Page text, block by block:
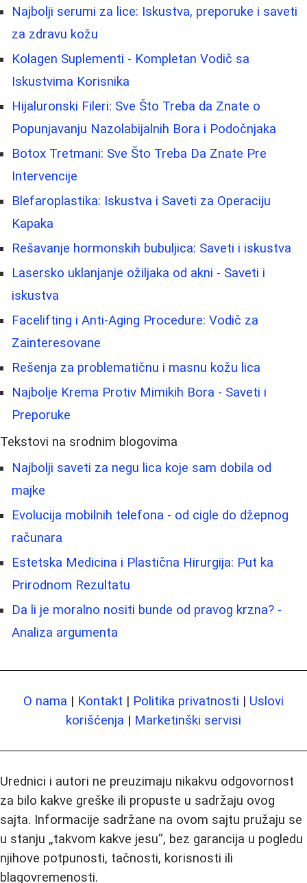
Najbolji serumi za lice: Iskustva, preporuke i saveti
za zdravu kožu
Kolagen Suplementi - Kompletan Vodič sa
Iskustvima Korisnika
Hijaluronski Fileri: Sve Što Treba da Znate o
Popunjavanju Nazolabijalnih Bora i Podočnjaka
Botox Tretmani: Sve Što Treba Da Znate Pre
Intervencije
Blefaroplastika: Iskustva i Saveti za Operaciju
Kapaka
Rešavanje hormonskih bubuljica: Saveti i iskustva
Lasersko uklanjanje ožiljaka od akni - Saveti i
iskustva
Facelifting i Anti-Aging Procedure: Vodič za
Zainteresovane
Rešenja za problematičnu i masnu kožu lica
Najbolje Krema Protiv Mimikih Bora - Saveti i
Preporuke
Tekstovi na srodnim blogovima
Najbolji saveti za negu lica koje sam dobila od
majke
Evolucija mobilnih telefona - od cigle do džepnog
računara
Estetska Medicina i Plastična Hirurgija: Put ka
Prirodnom Rezultatu
Da li je moralno nositi bunde od pravog krzna? -
Analiza argumenta
O nama | Kontakt | Politika privatnosti | Uslovi
korišćenja | Marketinški servisi
Urednici i autori ne preuzimaju nikakvu odgovornost
za bilo kakve greške ili propuste u sadržaju ovog
sajta. Informacije sadržane na ovom sajtu pružaju se
u stanju „takvom kakve jesu“, bez garancija u pogledu
njihove potpunosti, tačnosti, korisnosti ili
blagovremenosti.